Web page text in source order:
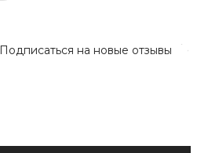
Подписаться на новые отзывы